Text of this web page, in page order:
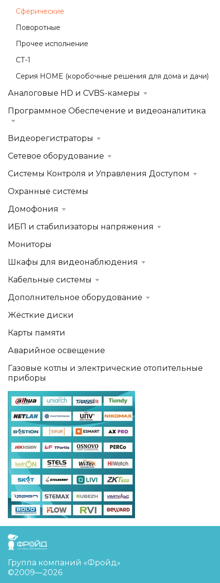
Сферические
Поворотные
Прочее исполнение
СТ-1
Серия HOME (коробочные решения для дома и дачи)
Аналоговые HD и CVBS-камеры
Программное Обеспечение и видеоаналитика
Видеорегистраторы
Сетевое оборудование
Системы Контроля и Управления Доступом
Охранные системы
Домофония
ИБП и стабилизаторы напряжения
Мониторы
Шкафы для видеонаблюдения
Кабельные системы
Дополнительное оборудование
Жёсткие диски
Карты памяти
Аварийное освещение
Газовые котлы и электрические отопительные
приборы
FreudGroup
Группа компаний «Фройд»
©2009—2026